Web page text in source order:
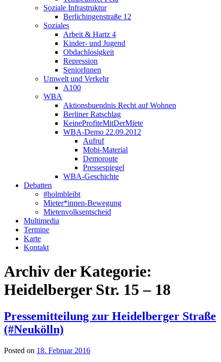
Soziale Infrastruktur
Berlichingenstraße 12
Soziales
Arbeit & Hartz 4
Kinder- und Jugend
Obdachlosigkeit
Repression
SeniorInnen
Umwelt und Verkehr
A100
WBA
Aktionsbuendnis Recht auf Wohnen
Berliner Ratschlag
KeineProfiteMitDerMiete
WBA-Demo 22.09.2012
Aufruf
Mobi-Material
Demoroute
Pressespiegel
WBA-Geschichte
Debatten
#holmbleibt
Mieter*innen-Bewegung
Mietenvolksentscheid
Multimedia
Termine
Karte
Kontakt
Archiv der Kategorie:
Heidelberger Str. 15 – 18
Pressemitteilung zur Heidelberger Straße
(#Neukölln)
Posted on 18. Februar 2016